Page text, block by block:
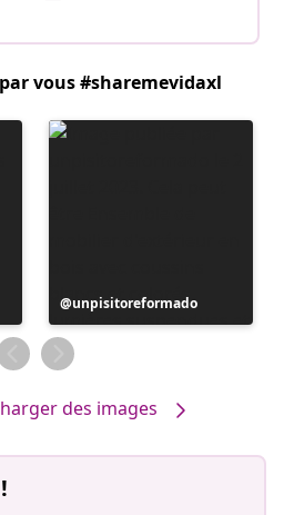
vous #sharemevidaxl
Publication
publiée
par
unpisitoreformado
des images